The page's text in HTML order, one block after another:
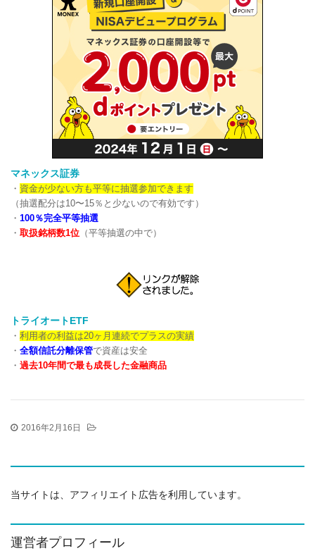
マネックス証券
・ 資金が少ない方も平等に抽選参加できます
（抽選配分は10〜15％と少ないので有効です）
・ 100％完全平等抽選
・ 取扱銘柄数1位 （平等抽選の中で）
トライオートETF
・ 利用者の利益は20ヶ月連続でプラスの実績
・ 全額信託分離保管で資産は安全
・ 過去10年間で最も成長した金融商品
2016年2月16日
当サイトは、アフィリエイト広告を利用しています。
運営者プロフィール